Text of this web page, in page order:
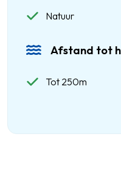
Natuur
Afstand tot
Tot 250m